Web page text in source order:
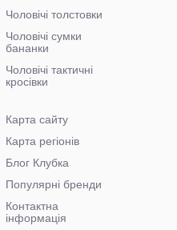
Чоловічі толстовки
Чоловічі сумки
бананки
Чоловічі тактичні
кросівки
Карта сайту
Карта регіонів
Блог Клубка
Популярні бренди
Контактна
інформація